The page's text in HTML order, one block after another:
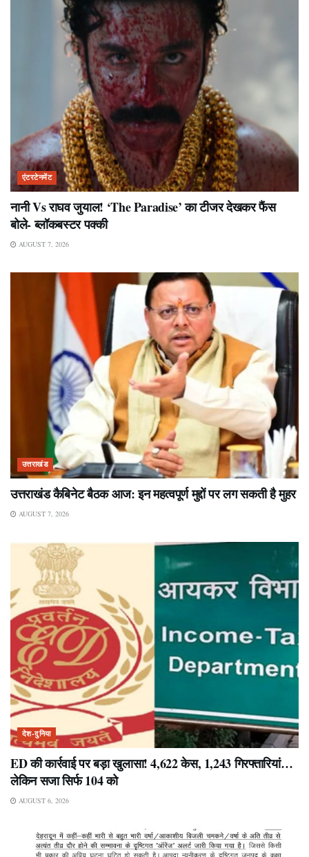
एंटरटेनमेंट
नानी Vs राघव जुयाल! ‘The Paradise’ का टीजर देखकर फैंस
बोले- ब्लॉकबस्टर पक्की
AUGUST 7, 2026
उत्तराखंड
उत्तराखंड कैबिनेट बैठक आज: इन महत्वपूर्ण मुद्दों पर लग सकती है मुहर
AUGUST 7, 2026
देश-दुनिया
ED की कार्रवाई पर बड़ा खुलासा! 4,622 केस, 1,243 गिरफ्तारियां…
लेकिन सजा सिर्फ 104 को
AUGUST 6, 2026